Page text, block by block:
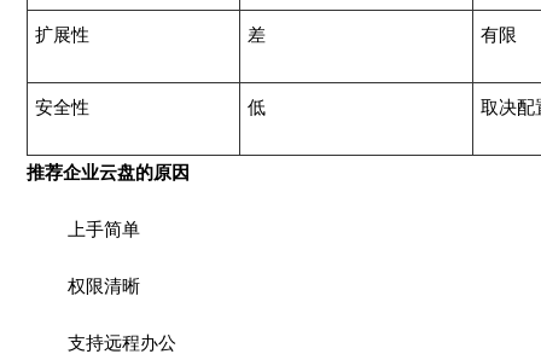
扩展性 差 有限
安全性 低 取决配
推荐企业云盘的原因
上手简单
权限清晰
支持远程办公